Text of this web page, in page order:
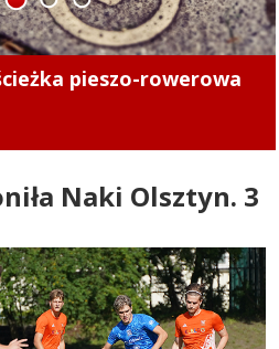
czy kierowcy
Naki Olsztyn. 3